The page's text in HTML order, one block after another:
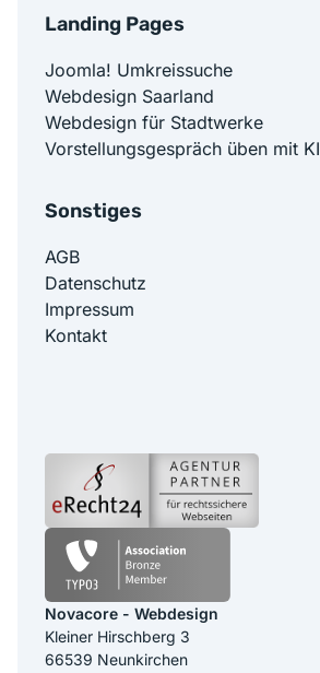
Landing Pages
Joomla! Umkreissuche
Webdesign Saarland
Webdesign für Stadtwerke
Vorstellungsgespräch üben mit KI
Sonstiges
AGB
Datenschutz
Impressum
Kontakt
Novacore - Webdesign
Kleiner Hirschberg 3
66539 Neunkirchen